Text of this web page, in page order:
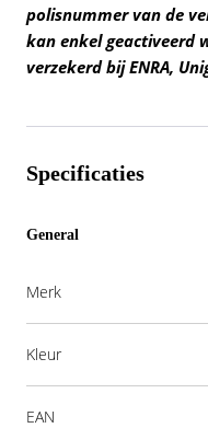
polisnummer van de
kan enkel geactiveerd
verzekerd bij ENRA,
Specificaties
General
Merk
Kleur
EAN